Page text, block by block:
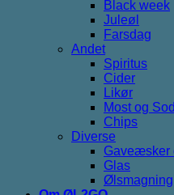
Black week
Juleøl
Farsdag
Andet
Spiritus
Cider
Likør
Most og
Chips
Diverse
Gaveæsker
Glas
Ølsmagning